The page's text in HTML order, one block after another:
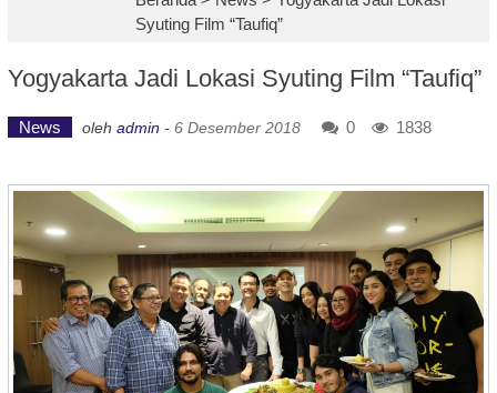
Syuting Film “Taufiq”
Yogyakarta Jadi Lokasi Syuting Film “Taufiq”
News oleh admin - 6 Desember 2018 0 1838